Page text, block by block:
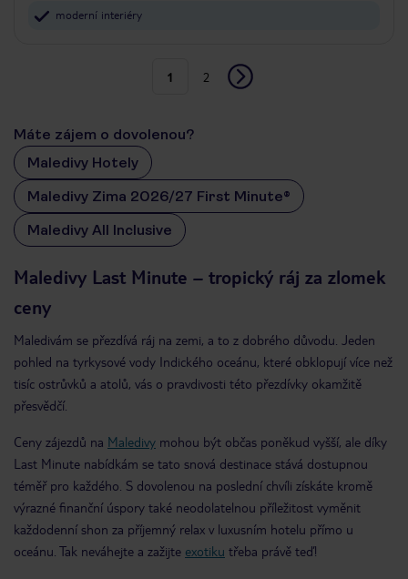
moderní interiéry
1 2
Máte zájem o dovolenou?
Maledivy Hotely
Maledivy Zima 2026/27 First Minute®
Maledivy All Inclusive
Maledivy Last Minute – tropický ráj za zlomek
ceny
Maledivám se přezdívá ráj na zemi, a to z dobrého důvodu. Jeden
pohled na tyrkysové vody Indického oceánu, které obklopují více než
tisíc ostrůvků a atolů, vás o pravdivosti této přezdívky okamžitě
přesvědčí.
Ceny zájezdů na Maledivy mohou být občas poněkud vyšší, ale díky
Last Minute nabídkám se tato snová destinace stává dostupnou
téměř pro každého. S dovolenou na poslední chvíli získáte kromě
výrazné finanční úspory také neodolatelnou příležitost vyměnit
každodenní shon za příjemný relax v luxusním hotelu přímo u
oceánu. Tak neváhejte a zažijte exotiku třeba právě teď!